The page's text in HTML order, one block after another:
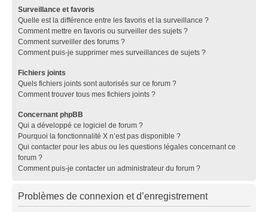
Surveillance et favoris
Quelle est la différence entre les favoris et la surveillance ?
Comment mettre en favoris ou surveiller des sujets ?
Comment surveiller des forums ?
Comment puis-je supprimer mes surveillances de sujets ?
Fichiers joints
Quels fichiers joints sont autorisés sur ce forum ?
Comment trouver tous mes fichiers joints ?
Concernant phpBB
Qui a développé ce logiciel de forum ?
Pourquoi la fonctionnalité X n’est pas disponible ?
Qui contacter pour les abus ou les questions légales concernant ce
forum ?
Comment puis-je contacter un administrateur du forum ?
Problèmes de connexion et d’enregistrement